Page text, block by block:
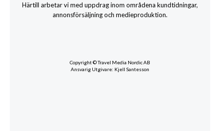
Härtill arbetar vi med uppdrag inom områdena kundtidningar,
annonsförsäljning och medieproduktion.
Copyright © Travel Media Nordic AB
Ansvarig Utgivare: Kjell Santesson